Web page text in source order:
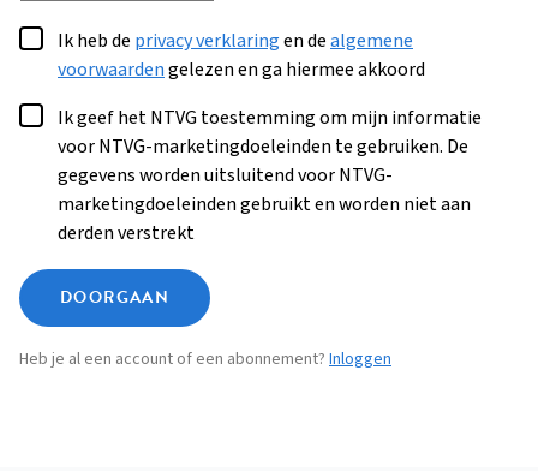
Ik heb de privacy verklaringen dealgemene
voorwaardengelezen en ga hiermee akkoord
Ik geef het NTVG toestemming om mijn informatie
voor NTVG-marketingdoeleinden te gebruiken. De
gegevens worden uitsluitend voor NTVG-
marketingdoeleinden gebruikt en worden niet aan
derden verstrekt
DOORGAAN
Heb je al een account of een abonnement? Inloggen